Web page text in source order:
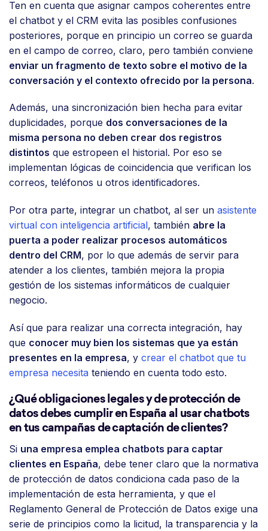
Ten en cuenta que asignar campos coherentes entre
el chatbot y el CRM evita las posibles confusiones
posteriores, porque en principio un correo se guarda
en el campo de correo, claro, pero también conviene
enviar un fragmento de texto sobre el motivo de la
conversación y el contexto ofrecido por la persona.
Además, una sincronización bien hecha para evitar
duplicidades, porque dos conversaciones de la
misma persona no deben crear dos registros
distintos que estropeen el historial. Por eso se
implementan lógicas de coincidencia que verifican los
correos, teléfonos u otros identificadores.
Por otra parte, integrar un chatbot, al ser un asistente
virtual con inteligencia artificial, también abre la
puerta a poder realizar procesos automáticos
dentro del CRM, por lo que además de servir para
atender a los clientes, también mejora la propia
gestión de los sistemas informáticos de cualquier
negocio.
Así que para realizar una correcta integración, hay
que conocer muy bien los sistemas que ya están
presentes en la empresa, y crear el chatbot que tu
empresa necesita teniendo en cuenta todo esto.
¿Qué obligaciones legales y de protección de
datos debes cumplir en España al usar chatbots
en tus campañas de captación de clientes?
Si una empresa emplea chatbots para captar
clientes en España, debe tener claro que la normativa
de protección de datos condiciona cada paso de la
implementación de esta herramienta, y que el
Reglamento General de Protección de Datos exige una
serie de principios como la licitud, la transparencia y la